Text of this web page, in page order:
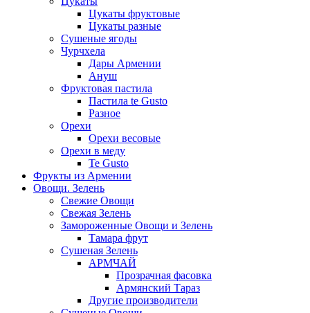
Цукаты фруктовые
Цукаты разные
Сушеные ягоды
Чурчхела
Дары Армении
Ануш
Фруктовая пастила
Пастила te Gusto
Разное
Орехи
Орехи весовые
Орехи в меду
Te Gusto
Фрукты из Армении
Овощи. Зелень
Свежие Овощи
Свежая Зелень
Замороженные Овощи и Зелень
Тамара фрут
Сушеная Зелень
АРМЧАЙ
Прозрачная фасовка
Армянский Тараз
Другие производители